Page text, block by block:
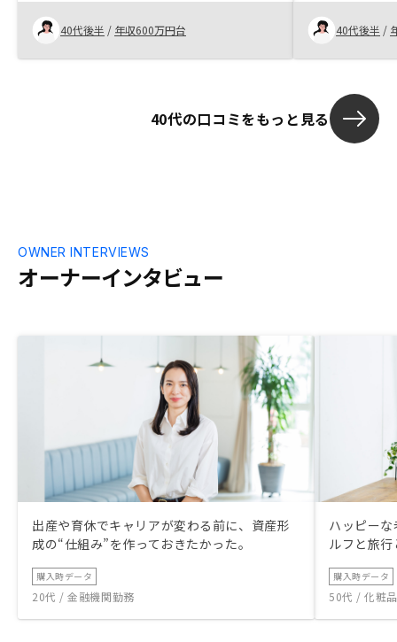
えてくださり、初心者の自分でも不動産投
資とは？が理解しやすい内容でした。他社
を聞いた後だったのでより比較ができ、結
果信用も増すことに。 いい物件もすぐ提
40代後半 / 年収600万円台 40代後半 /
40代の口コミをもっと見る
オーナーインタビュー
OWNER INTERVIEWS
出産や育休でキャリアが変わる前に、資産形
成の“仕組み”を作っておきたかった。
購入時データ
20代 / 金融機関勤務
ハッピー
ルフと旅
購入時データ
50代 / 化粧